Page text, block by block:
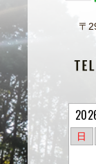
〒
日